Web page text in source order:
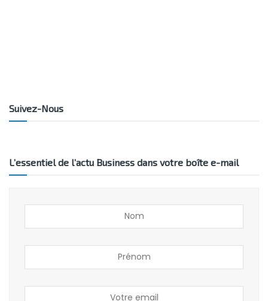
Suivez-Nous
L’essentiel de l’actu Business dans votre boîte e-mail